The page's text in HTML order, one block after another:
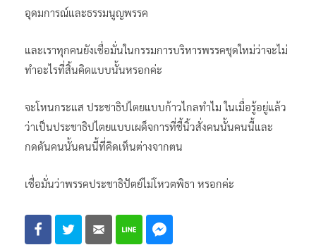
อุดมการณ์และธรรมนูญพรรค
และเราทุกคนยังเชื่อมั่นในกรรมการบริหารพรรคชุดใหม่ว่าจะไม่
ทำอะไรที่สิ้นคิดแบบนั้นหรอกค่ะ
จะโหนกระแส ประชาธิปไตยแบบก้าวไกลทำไม ในเมื่อรู้อยู่แล้ว
ว่าเป็นประชาธิปไตยแบบเผด็จการที่ชี้นิ้วสั่งคนนั้นคนนี้และ
กดดันคนนั้นคนนี้ที่คิดเห็นต่างจากตน
เชื่อมั่นว่าพรรคประชาธิปัตย์ไม่โหวตพิธา หรอกค่ะ